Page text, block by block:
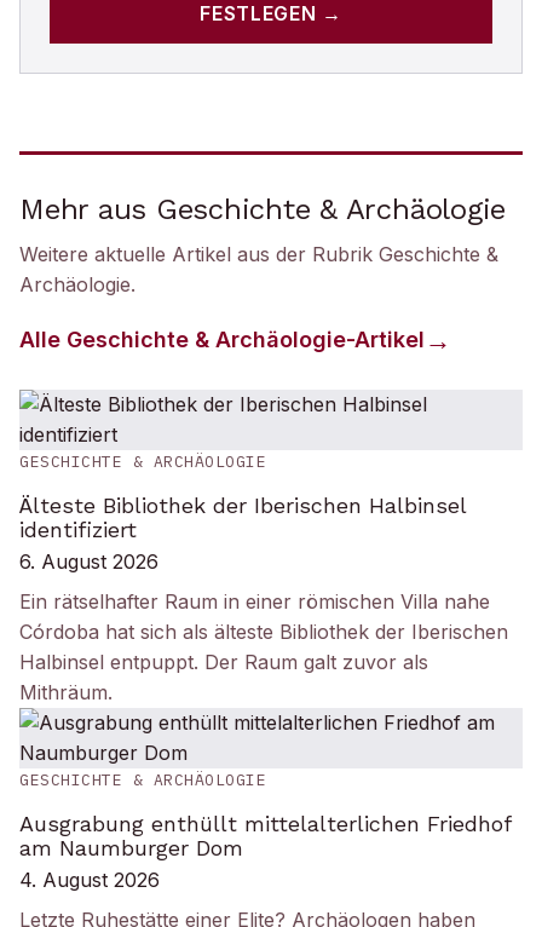
FESTLEGEN →
Mehr aus Geschichte & Archäologie
Weitere aktuelle Artikel aus der Rubrik Geschichte &
Archäologie.
Alle Geschichte & Archäologie-Artikel
GESCHICHTE & ARCHÄOLOGIE
Älteste Bibliothek der Iberischen Halbinsel
identifiziert
6. August 2026
Ein rätselhafter Raum in einer römischen Villa nahe
Córdoba hat sich als älteste Bibliothek der Iberischen
Halbinsel entpuppt. Der Raum galt zuvor als
Mithräum.
GESCHICHTE & ARCHÄOLOGIE
Ausgrabung enthüllt mittelalterlichen Friedhof
am Naumburger Dom
4. August 2026
Letzte Ruhestätte einer Elite? Archäologen haben